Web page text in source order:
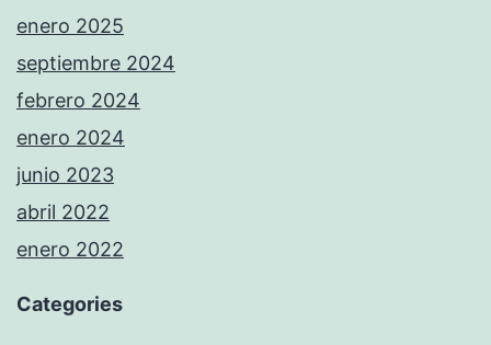
enero 2025
septiembre 2024
febrero 2024
enero 2024
junio 2023
abril 2022
enero 2022
Categories